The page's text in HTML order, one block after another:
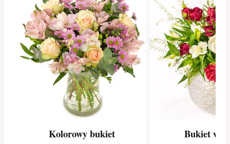
Kolorowy bukiet Bukiet